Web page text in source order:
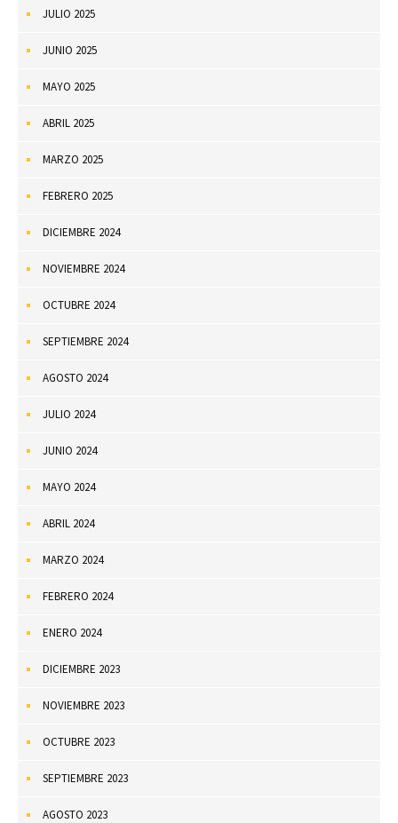
JULIO 2025
JUNIO 2025
MAYO 2025
ABRIL 2025
MARZO 2025
FEBRERO 2025
DICIEMBRE 2024
NOVIEMBRE 2024
OCTUBRE 2024
SEPTIEMBRE 2024
AGOSTO 2024
JULIO 2024
JUNIO 2024
MAYO 2024
ABRIL 2024
MARZO 2024
FEBRERO 2024
ENERO 2024
DICIEMBRE 2023
NOVIEMBRE 2023
OCTUBRE 2023
SEPTIEMBRE 2023
AGOSTO 2023